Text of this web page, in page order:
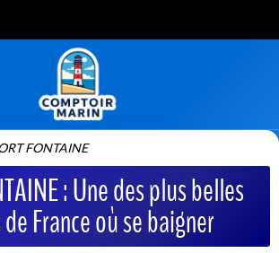
FONTAINE
: Une des plus belles
France où se baigner